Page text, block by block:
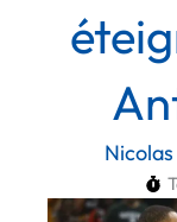
Nicolas